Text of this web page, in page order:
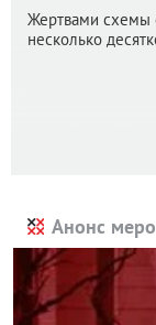
Жертвами схемы
несколько
Анонс